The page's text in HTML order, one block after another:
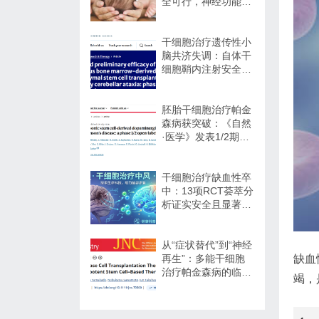
缺血
竭，
干细胞治疗遗传性小
脑共济失调：自体干
细胞鞘内注射安全性
胚胎干细胞治疗帕金
森病获突破：《自然
·医学》发表1/2期临
干细胞治疗缺血性卒
中：13项RCT荟萃分
析证实安全且显著改
从“症状替代”到“神经
再生”：多能干细胞
治疗帕金森病的临床